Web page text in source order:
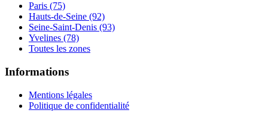
Paris (75)
Hauts-de-Seine (92)
Seine-Saint-Denis (93)
Yvelines (78)
Toutes les zones
Informations
Mentions légales
Politique de confidentialité